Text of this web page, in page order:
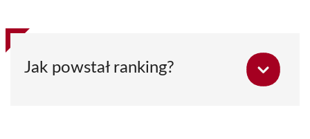
Jak powstał ranking?